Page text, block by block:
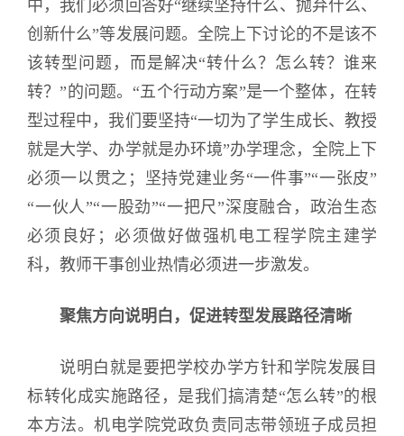
中，我们必须回答好“继续坚持什么、抛弃什么、
创新什么”等发展问题。全院上下讨论的不是该不
该转型问题，而是解决“转什么？怎么转？谁来
转？”的问题。“五个行动方案”是一个整体，在转
型过程中，我们要坚持“一切为了学生成长、教授
就是大学、办学就是办环境”办学理念，全院上下
必须一以贯之；坚持党建业务“一件事”“一张皮”
“一伙人”“一股劲”“一把尺”深度融合，政治生态
必须良好；必须做好做强机电工程学院主建学
科，教师干事创业热情必须进一步激发。
聚焦方向说明白，促进转型发展路径清晰
说明白就是要把学校办学方针和学院发展目
标转化成实施路径，是我们搞清楚“怎么转”的根
本方法。机电学院党政负责同志带领班子成员担